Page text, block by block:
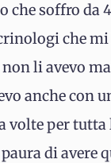
che soffro
che
li avevo
anche con
per
di avere